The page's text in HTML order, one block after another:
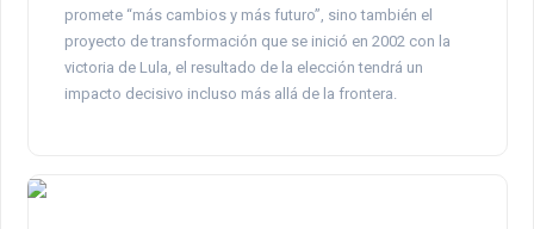
promete “más cambios y más futuro”, sino también el
proyecto de transformación que se inició en 2002 con la
victoria de Lula, el resultado de la elección tendrá un
impacto decisivo incluso más allá de la frontera.